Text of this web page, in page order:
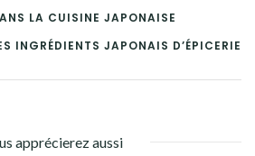
LA CUISINE JAPONAISE
INGRÉDIENTS JAPONAIS D’ÉPICERIE
apprécierez aussi